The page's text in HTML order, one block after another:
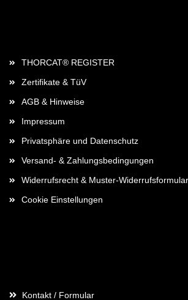
THORCAT® REGISTER
Zertifikate & TüV
AGB & Hinweise
Impressum
Privatsphäre und Datenschutz
Versand- & Zahlungsbedingungen
Widerrufsrecht & Muster-Widerrufsformular
Cookie Einstellungen
Kontakt / Formular